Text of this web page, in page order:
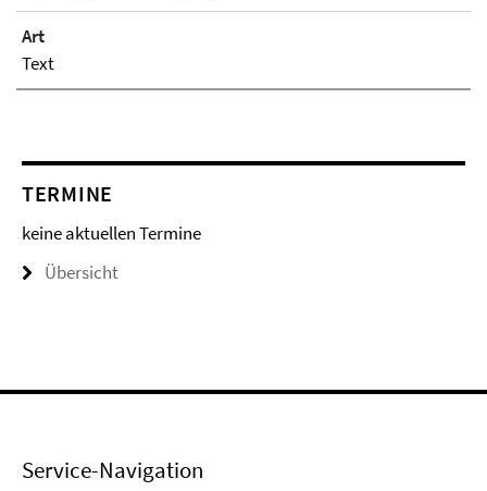
Art
Text
TERMINE
keine aktuellen Termine
Übersicht
Service-Navigation